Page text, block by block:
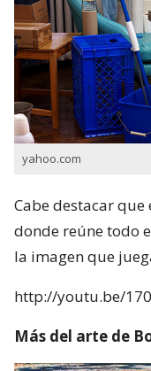
yahoo.com
Cabe destacar
donde reúne todo
la imagen que
http://youtu.be/
Más del arte de